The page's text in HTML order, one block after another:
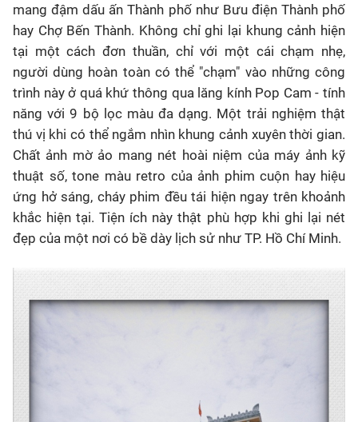
mang đậm dấu ấn Thành phố như Bưu điện Thành phố
hay Chợ Bến Thành. Không chỉ ghi lại khung cảnh hiện
tại một cách đơn thuần, chỉ với một cái chạm nhẹ,
người dùng hoàn toàn có thể "chạm" vào những công
trình này ở quá khứ thông qua lăng kính Pop Cam - tính
năng với 9 bộ lọc màu đa dạng. Một trải nghiệm thật
thú vị khi có thể ngắm nhìn khung cảnh xuyên thời gian.
Chất ảnh mờ ảo mang nét hoài niệm của máy ảnh kỹ
thuật số, tone màu retro của ảnh phim cuộn hay hiệu
ứng hở sáng, cháy phim đều tái hiện ngay trên khoảnh
khắc hiện tại. Tiện ích này thật phù hợp khi ghi lại nét
đẹp của một nơi có bề dày lịch sử như TP. Hồ Chí Minh.